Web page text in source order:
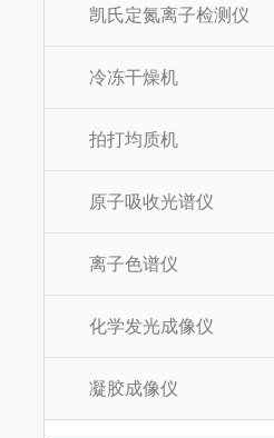
凯氏定氮离子检测仪
冷冻干燥机
拍打均质机
原子吸收光谱仪
离子色谱仪
化学发光成像仪
凝胶成像仪